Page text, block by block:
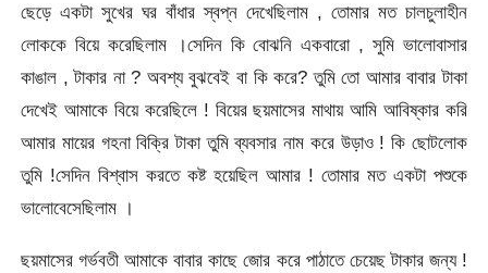
ছেড়ে একটা সুখের ঘর বাঁধার স্বপ্ন দেখেছিলাম , তোমার মত চালচুলাহীন
লোককে বিয়ে করেছিলাম ।সেদিন কি বোঝনি একবারো , সুমি ভালোবাসার
কাঙাল , টাকার না ? অবশ্য বুঝবেই বা কি করে? তুমি তো আমার বাবার টাকা
দেখেই আমাকে বিয়ে করেছিলে ! বিয়ের ছয়মাসের মাথায় আমি আবিষ্কার করি
আমার মায়ের গহনা বিক্রি টাকা তুমি ব্যবসার নাম করে উড়াও ! কি ছোটলোক
তুমি !সেদিন বিশ্বাস করতে কষ্ট হয়েছিল আমার ! তোমার মত একটা পশুকে
ভালোবেসেছিলাম ।
ছয়মাসের গর্ভবতী আমাকে বাবার কাছে জোর করে পাঠাতে চেয়েছ টাকার জন্য !